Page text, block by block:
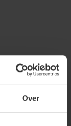
Over